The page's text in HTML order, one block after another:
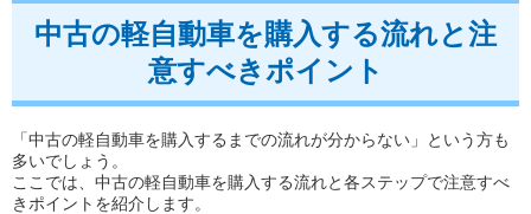
中古の軽自動車を購入する流れと注
意すべきポイント
「中古の軽自動車を購入するまでの流れが分からない」という方も
多いでしょう。
ここでは、中古の軽自動車を購入する流れと各ステップで注意すべ
きポイントを紹介します。